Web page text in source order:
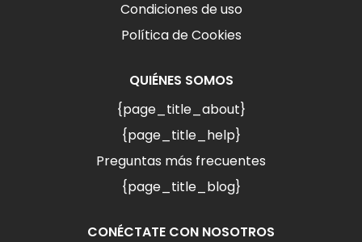
Condiciones de uso
Política de Cookies
QUIÉNES SOMOS
{page_title_about}
{page_title_help}
Preguntas más frecuentes
{page_title_blog}
CONÉCTATE CON NOSOTROS